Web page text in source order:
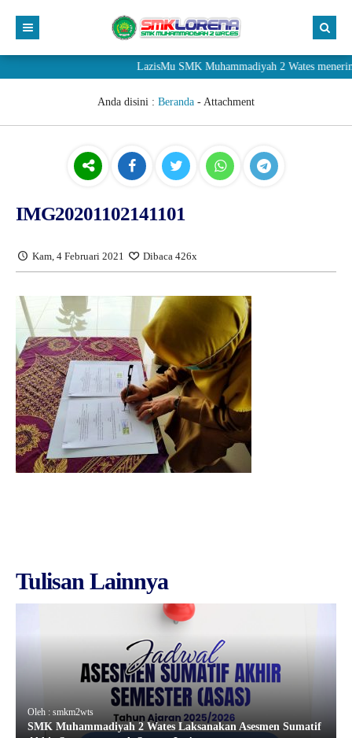
LazisMu SMK Muhammadiyah 2 Wates menerima
Anda disini : Beranda - Attachment
IMG20201102141101
Kam, 4 Februari 2021 Dibaca 426x
Tulisan Lainnya
Oleh : smkm2wts
SMK Muhammadiyah 2 Wates Laksanakan Asesmen Sumatif